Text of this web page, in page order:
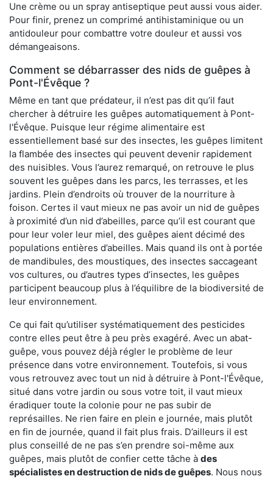
Une crème ou un spray antiseptique peut aussi vous aider.
Pour finir, prenez un comprimé antihistaminique ou un
antidouleur pour combattre votre douleur et aussi vos
démangeaisons.
Comment se débarrasser des nids de guêpes à
Pont-l'Évêque ?
Même en tant que prédateur, il n’est pas dit qu’il faut
chercher à détruire les guêpes automatiquement à Pont-
l'Évêque. Puisque leur régime alimentaire est
essentiellement basé sur des insectes, les guêpes limitent
la flambée des insectes qui peuvent devenir rapidement
des nuisibles. Vous l’aurez remarqué, on retrouve le plus
souvent les guêpes dans les parcs, les terrasses, et les
jardins. Plein d’endroits où trouver de la nourriture à
foison. Certes il vaut mieux ne pas avoir un nid de guêpes
à proximité d’un nid d’abeilles, parce qu’il est courant que
pour leur voler leur miel, des guêpes aient décimé des
populations entières d’abeilles. Mais quand ils ont à portée
de mandibules, des moustiques, des insectes saccageant
vos cultures, ou d’autres types d’insectes, les guêpes
participent beaucoup plus à l’équilibre de la biodiversité de
leur environnement.
Ce qui fait qu’utiliser systématiquement des pesticides
contre elles peut être à peu près exagéré. Avec un abat-
guêpe, vous pouvez déjà régler le problème de leur
présence dans votre environnement. Toutefois, si vous
vous retrouvez avec tout un nid à détruire à Pont-l'Évêque,
situé dans votre jardin ou sous votre toit, il vaut mieux
éradiquer toute la colonie pour ne pas subir de
représailles. Ne rien faire en plein e journée, mais plutôt
en fin de journée, quand il fait plus frais. D’ailleurs il est
plus conseillé de ne pas s’en prendre soi-même aux
guêpes, mais plutôt de confier cette tâche à des
spécialistes en destruction de nids de guêpes. Nous nous